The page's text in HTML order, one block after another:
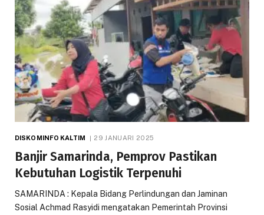
DISKOMINFO KALTIM 29 JANUARI 2025
Banjir Samarinda, Pemprov Pastikan
Kebutuhan Logistik Terpenuhi
SAMARINDA : Kepala Bidang Perlindungan dan Jaminan
Sosial Achmad Rasyidi mengatakan Pemerintah Provinsi